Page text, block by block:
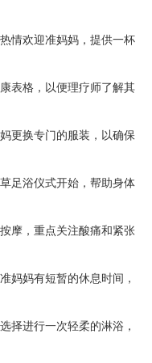
情欢迎准妈妈，提供一杯
表格，以便理疗师了解其
更换专门的服装，以确保
足浴仪式开始，帮助身体
摩，重点关注酸痛和紧张
妈妈有短暂的休息时间，
择进行一次轻柔的淋浴，